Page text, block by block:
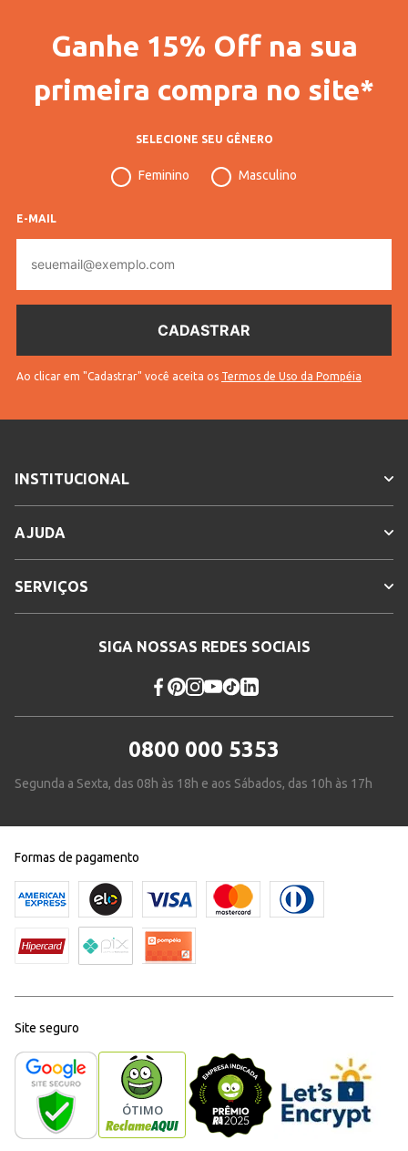
Código Completo 10202305098202
Gênero Masculino
Convencional
Adulto
Cores
Ganhe 15% Off na sua
primeira compra no site*
SELECIONE SEU GÊNERO
Feminino Masculino
E-MAIL
mail
Ao clicar em "Cadastrar" você aceita os Termos de Uso da Pompéia
INSTITUCIONAL
AJUDA
SERVIÇOS
SIGA NOSSAS REDES SOCIAIS
0800 000 5353
Segunda a Sexta, das 08h às 18h e aos Sábados, das 10h às 17h
Formas de pagamento
Site seguro